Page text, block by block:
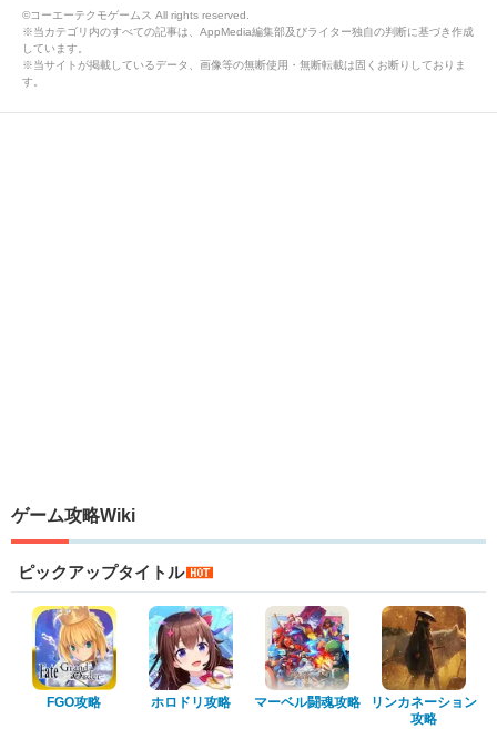
©コーエーテクモゲームス All rights reserved.
※当カテゴリ内のすべての記事は、AppMedia編集部及びライター独自の判断に基づき作成
しています。
※当サイトが掲載しているデータ、画像等の無断使用・無断転載は固くお断りしておりま
す。
ゲーム攻略Wiki
ピックアップタイトル
FGO攻略 ホロドリ攻略 マーベル闘魂攻略
リンカネーション
攻略